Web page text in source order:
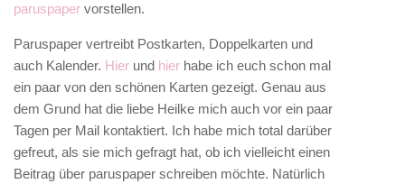
paruspaper vorstellen.
Paruspaper vertreibt Postkarten, Doppelkarten und
auch Kalender. Hier und hier habe ich euch schon mal
ein paar von den schönen Karten gezeigt. Genau aus
dem Grund hat die liebe Heilke mich auch vor ein paar
Tagen per Mail kontaktiert. Ich habe mich total darüber
gefreut, als sie mich gefragt hat, ob ich vielleicht einen
Beitrag über paruspaper schreiben möchte. Natürlich